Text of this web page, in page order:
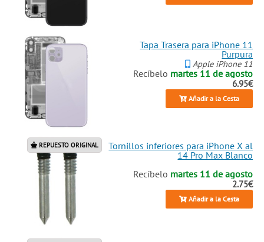
Tapa Trasera para iPhone 11
Purpura
Apple iPhone 11
Recíbelo martes 11 de agosto
6.95€
Añadir a la Cesta
REPUESTO ORIGINAL
Tornillos inferiores para iPhone X al
14 Pro Max Blanco
Recíbelo martes 11 de agosto
2.75€
Añadir a la Cesta